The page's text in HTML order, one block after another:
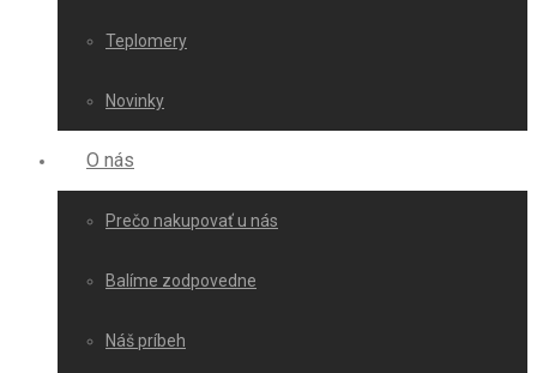
Teplomery
Novinky
O nás
Prečo nakupovať u nás
Balíme zodpovedne
Náš príbeh